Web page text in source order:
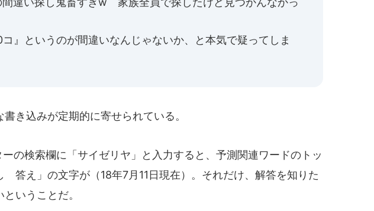
コ』というのが間違いなんじゃないか、と本気で疑ってしま
き込みが定期的に寄せられている。
の検索欄に「サイゼリヤ」と入力すると、予測関連ワードのトッ
答え」の文字が（18年7月11日現在）。それだけ、解答を知りた
いうことだ。